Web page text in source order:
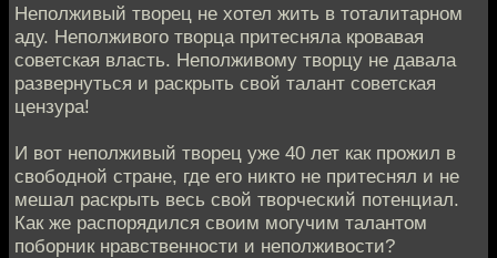
Неполживый творец не хотел жить в тоталитарном
аду. Неполживого творца притесняла кровавая
советская власть. Неполживому творцу не давала
развернуться и раскрыть свой талант советская
цензура!
И вот неполживый творец уже 40 лет как прожил в
свободной стране, где его никто не притеснял и не
мешал раскрыть весь свой творческий потенциал.
Как же распорядился своим могучим талантом
поборник нравственности и неполживости?